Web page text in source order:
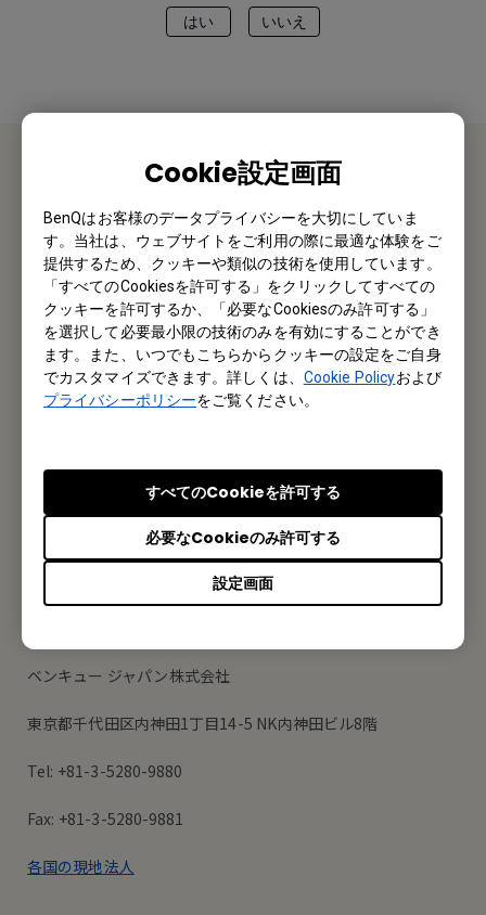
Cookie設定画面
BenQはお客様のデータプライバシーを大切にしていま
す。当社は、ウェブサイトをご利用の際に最適な体験をご
提供するため、クッキーや類似の技術を使用しています。
「すべてのCookiesを許可する」をクリックしてすべての
クッキーを許可するか、「必要なCookiesのみ許可する」
を選択して必要最小限の技術のみを有効にすることができ
ます。また、いつでもこちらからクッキーの設定をご自身
でカスタマイズできます。詳しくは、 Cookie Policyおよび
プライバシーポリシーをご覧ください。
設定画面
必要なCookieのみ許可する
すべてのCookieを許可する
はい いいえ
私たちがお手伝いさせていただきます。
お問い合わせ
メルマガ登録
登録する
ベンキュー ジャパン株式会社
東京都千代田区内神田1丁目14-5 NK内神田ビル8階
Tel: +81-3-5280-9880
Fax: +81-3-5280-9881
各国の現地法人